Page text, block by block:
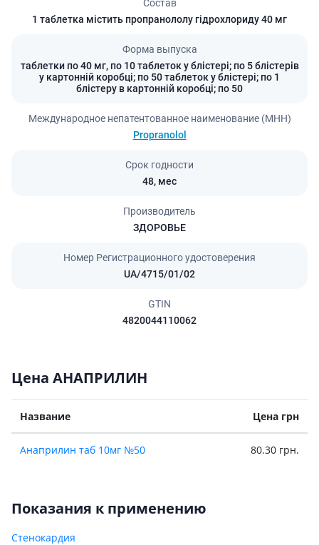
Состав
1 таблетка містить пропранололу гідрохлориду 40 мг
Форма выпуска
таблетки по 40 мг, по 10 таблеток у блістері; по 5 блістерів
у картонній коробці; по 50 таблеток у блістері; по 1
блістеру в картонній коробці; по 50
Международное непатентованное наименование (МНН)
Propranolol
Срок годности
48, мес
Производитель
ЗДОРОВЬЕ
Номер Регистрационного удостоверения
UA/4715/01/02
GTIN
4820044110062
Цена АНАПРИЛИН
Название Цена грн
Анаприлин таб 10мг №50 80.30 грн.
Показания к применению
Стенокардия